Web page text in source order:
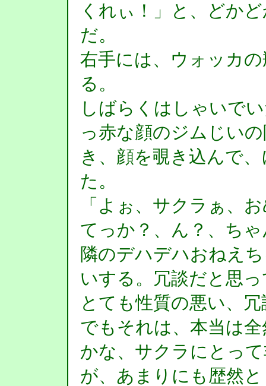
くれぃ！」と、どか
だ。
右手には、ウォッカ
る。
しばらくはしゃいで
っ赤な顔のジムじい
き、顔を覗き込んで
た。
「よぉ、サクラぁ、
てっか？、ん？、ち
隣のデハデハおねえ
いする。冗談だと思
とても性質の悪い、
でもそれは、本当は
かな、サクラにとっ
が、あまりにも歴然